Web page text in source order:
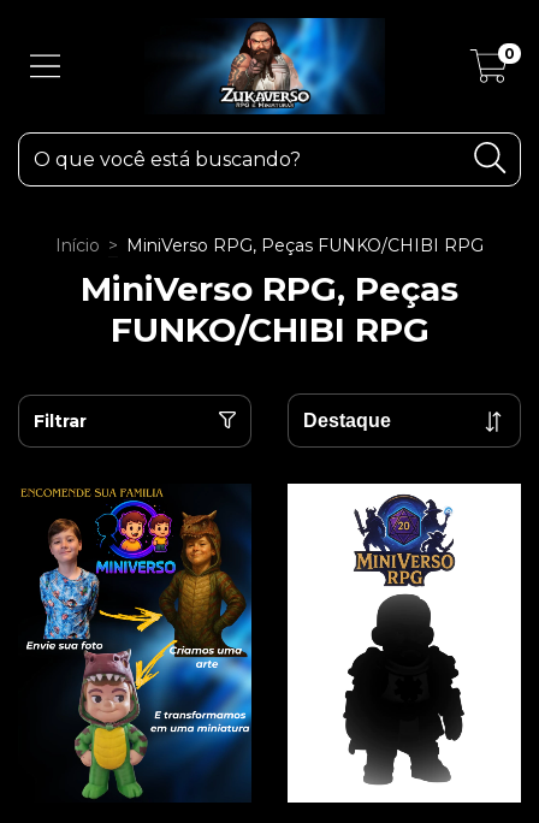
0
Início > MiniVerso RPG, Peças FUNKO/CHIBI RPG
MiniVerso RPG, Peças
FUNKO/CHIBI RPG
Filtrar